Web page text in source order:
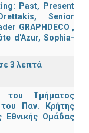
Past, Present
Senior
GRAPHDECO ,
d'Azur, Sophia-
3 λεπτά
του Τμήματος
του Παν. Κρήτης
Εθνικής Ομάδας